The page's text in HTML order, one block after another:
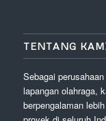
TENTANG
Sebagai
lapangan olahraga,
berpengalaman